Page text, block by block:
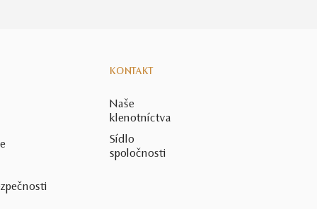
KONTAKT
Naše
klenotníctva
Sídlo
spoločnosti